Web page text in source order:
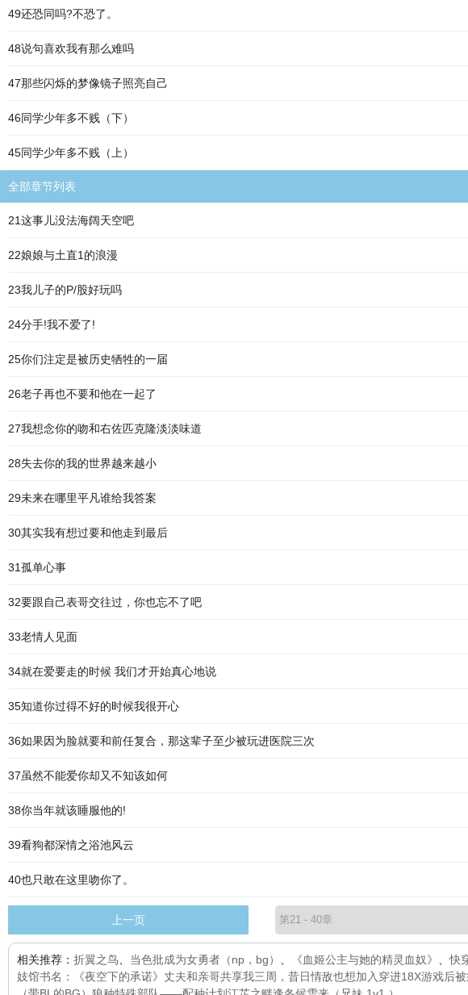
49还恐同吗?不恐了。
48说句喜欢我有那么难吗
47那些闪烁的梦像镜子照亮自己
46同学少年多不贱（下）
45同学少年多不贱（上）
全部章节列表
21这事儿没法海阔天空吧
22娘娘与土直1的浪漫
23我儿子的P/股好玩吗
24分手!我不爱了!
25你们注定是被历史牺牲的一届
26老子再也不要和他在一起了
27我想念你的吻和右佐匹克隆淡淡味道
28失去你的我的世界越来越小
29未来在哪里平凡谁给我答案
30其实我有想过要和他走到最后
31孤单心事
32要跟自己表哥交往过，你也忘不了吧
33老情人见面
34就在爱要走的时候 我们才开始真心地说
35知道你过得不好的时候我很开心
36如果因为脸就要和前任复合，那这辈子至少被玩进医院三次
37虽然不能爱你却又不知该如何
38你当年就该睡服他的!
39看狗都深情之浴池风云
40也只敢在这里吻你了。
上一页
相关推荐： 折翼之鸟 当色批成为女勇者（np，bg） 《血姬公主与她的精灵血奴》 、快
妓馆书名：《夜空下的承诺》 丈夫和亲哥共享我三周，昔日情敌也想加入 穿进18X游戏后